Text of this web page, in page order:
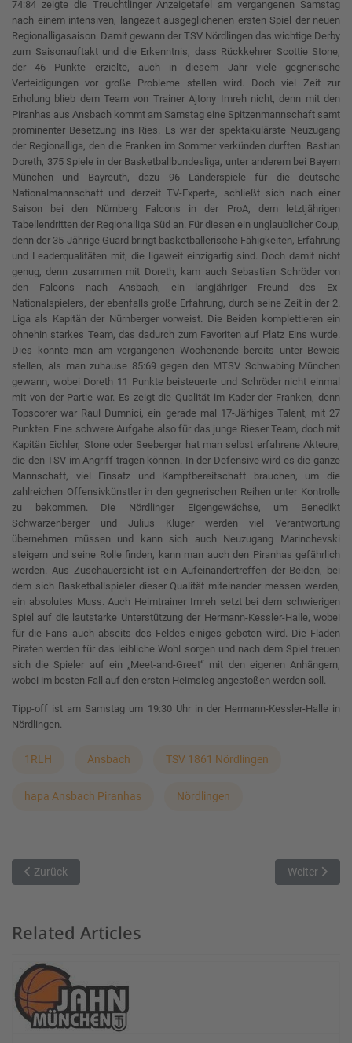
74:84 zeigte die Treuchtlinger Anzeigetafel am vergangenen Samstag
nach einem intensiven, langezeit ausgeglichenen ersten Spiel der neuen
Regionalligasaison. Damit gewann der TSV Nördlingen das wichtige Derby
zum Saisonauftakt und die Erkenntnis, dass Rückkehrer Scottie Stone,
der 46 Punkte erzielte, auch in diesem Jahr viele gegnerische
Verteidigungen vor große Probleme stellen wird. Doch viel Zeit zur
Erholung blieb dem Team von Trainer Ajtony Imreh nicht, denn mit den
Piranhas aus Ansbach kommt am Samstag eine Spitzenmannschaft samt
prominenter Besetzung ins Ries. Es war der spektakulärste Neuzugang
der Regionalliga, den die Franken im Sommer verkünden durften. Bastian
Doreth, 375 Spiele in der Basketballbundesliga, unter anderem bei Bayern
München und Bayreuth, dazu 96 Länderspiele für die deutsche
Nationalmannschaft und derzeit TV-Experte, schließt sich nach einer
Saison bei den Nürnberg Falcons in der ProA, dem letztjährigen
Tabellendritten der Regionalliga Süd an. Für diesen ein unglaublicher Coup,
denn der 35-Jährige Guard bringt basketballerische Fähigkeiten, Erfahrung
und Leaderqualitäten mit, die ligaweit einzigartig sind. Doch damit nicht
genug, denn zusammen mit Doreth, kam auch Sebastian Schröder von
den Falcons nach Ansbach, ein langjähriger Freund des Ex-
Nationalspielers, der ebenfalls große Erfahrung, durch seine Zeit in der 2.
Liga als Kapitän der Nürnberger vorweist. Die Beiden komplettieren ein
ohnehin starkes Team, das dadurch zum Favoriten auf Platz Eins wurde.
Dies konnte man am vergangenen Wochenende bereits unter Beweis
stellen, als man zuhause 85:69 gegen den MTSV Schwabing München
gewann, wobei Doreth 11 Punkte beisteuerte und Schröder nicht einmal
mit von der Partie war. Es zeigt die Qualität im Kader der Franken, denn
Topscorer war Raul Dumnici, ein gerade mal 17-Järhiges Talent, mit 27
Punkten. Eine schwere Aufgabe also für das junge Rieser Team, doch mit
Kapitän Eichler, Stone oder Seeberger hat man selbst erfahrene Akteure,
die den TSV im Angriff tragen können. In der Defensive wird es die ganze
Mannschaft, viel Einsatz und Kampfbereitschaft brauchen, um die
zahlreichen Offensivkünstler in den gegnerischen Reihen unter Kontrolle
zu bekommen. Die Nördlinger Eigengewächse, um Benedikt
Schwarzenberger und Julius Kluger werden viel Verantwortung
übernehmen müssen und kann sich auch Neuzugang Marinchevski
steigern und seine Rolle finden, kann man auch den Piranhas gefährlich
werden. Aus Zuschauersicht ist ein Aufeinandertreffen der Beiden, bei
dem sich Basketballspieler dieser Qualität miteinander messen werden,
ein absolutes Muss. Auch Heimtrainer Imreh setzt bei dem schwierigen
Spiel auf die lautstarke Unterstützung der Hermann-Kessler-Halle, wobei
für die Fans auch abseits des Feldes einiges geboten wird. Die Fladen
Piraten werden für das leibliche Wohl sorgen und nach dem Spiel freuen
sich die Spieler auf ein „Meet-and-Greet“ mit den eigenen Anhängern,
wobei im besten Fall auf den ersten Heimsieg angestoßen werden soll.
Tipp-off ist am Samstag um 19:30 Uhr in der Hermann-Kessler-Halle in
Nördlingen.
1RLH Ansbach TSV 1861 Nördlingen
hapa Ansbach Piranhas Nördlingen
Vorheriger Beitrag: Heimspielauftakt der ONLINEPRINTERS
Zurück Nächster
Weiter
Related Articles